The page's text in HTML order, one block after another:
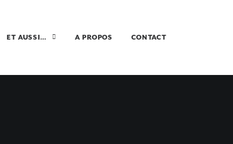
ET AUSSI… A PROPOS CONTACT